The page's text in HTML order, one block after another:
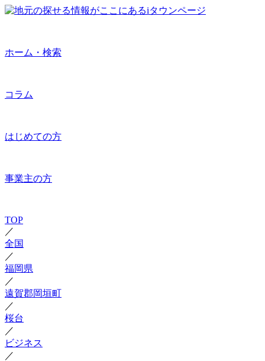
ホーム・検索
コラム
はじめての方
事業主の方
TOP
／
全国
／
福岡県
／
遠賀郡岡垣町
／
桜台
／
ビジネス
／